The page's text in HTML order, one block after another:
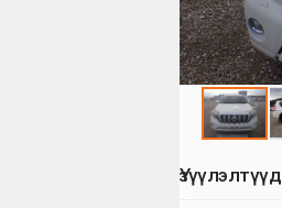
Үзүүлэлтүүд